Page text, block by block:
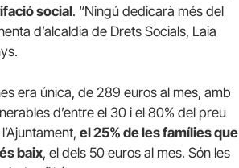
social. “Ningú dedicarà més del
d’alcaldia de Drets Socials, Laia
era única, de 289 euros al mes, amb
d’entre el 30 i el 80% del preu
el 25% de les famílies que
baix, el dels 50 euros al mes. Són les